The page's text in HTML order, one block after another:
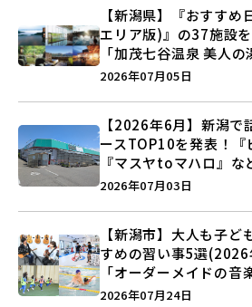
【新潟県】『おすす
エリア版)』の37施設
「加茂七谷温泉 美人
ナステビュウ湯の山」
2026年07月05日
【2026年6月】新潟で
ースTOP10を発表！『
『マスヤtoマハロ』
事をランキングでご紹
2026年07月03日
【新潟市】大人も子
すめの習い事5選(2026
「オーダーメイドの音
キックボクシング」で
2026年07月24日